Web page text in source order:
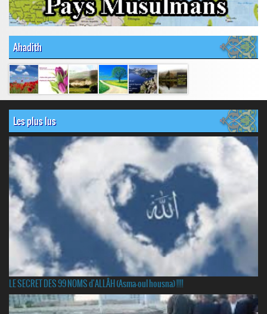
Ahadith
Les plus lus
LE SECRET DES 99 NOMS d'ALLÂH (Asma-oul housna) !!!!